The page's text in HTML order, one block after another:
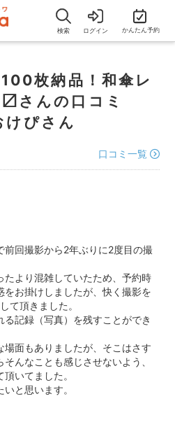
検索 ログイン かんたん予約
枚納品！和傘レ
さんの口コミ
ぴさん
口コミ一覧
前回撮影から2年ぶりに2度目の撮
たより混雑していたため、予約時
をお掛けしましたが、快く撮影を
て頂きました。
記録（写真）を残すことができ
面もありましたが、そこはさす
んなことも感じさせないよう、
いてました。
と思います。